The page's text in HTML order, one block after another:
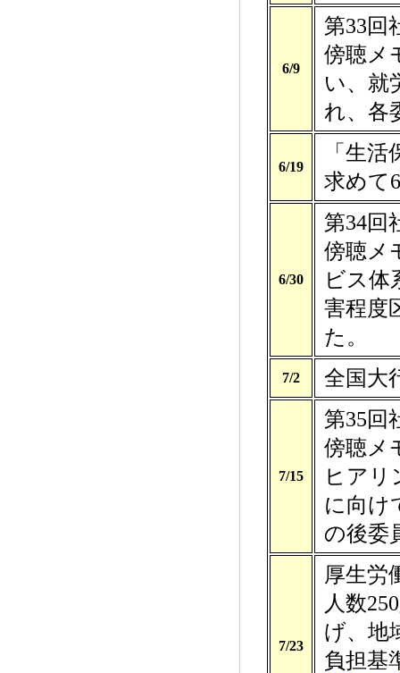
6/9
第33回
傍聴メ
い、就
れ、各
6/19
「生
求めて
6/30
第34回
傍聴メ
ビス体
害程度
た。
7/2 全国大
7/15
第35回
傍聴メ
ヒアリ
に向け
の後委
7/23
厚生労
人数
げ、地
負担